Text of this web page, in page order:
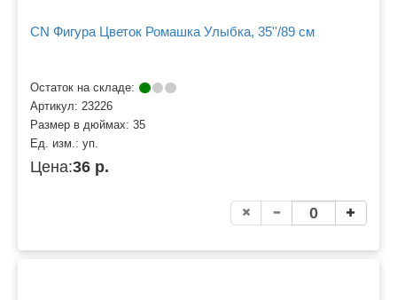
CN Фигура Цветок Ромашка Улыбка, 35''/89 см
Остаток на складе:
Артикул: 23226
Размер в дюймах: 35
Ед. изм.: уп.
Цена:36 р.